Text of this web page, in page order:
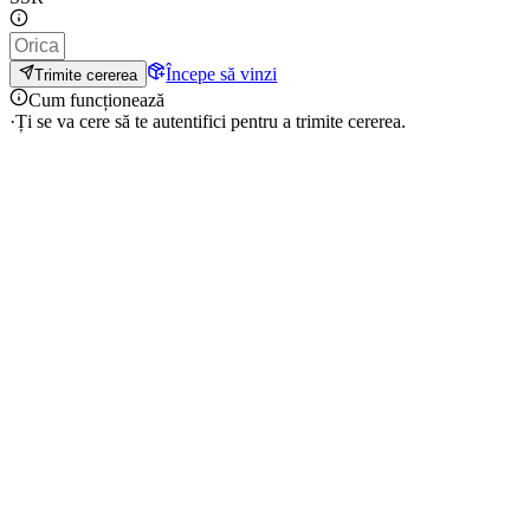
Trimite cererea
Începe să vinzi
Cum funcționează
·Ți se va cere să te autentifici pentru a trimite cererea.